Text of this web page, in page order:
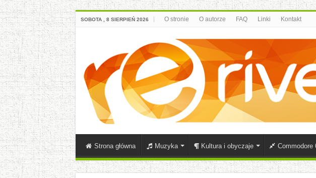
SOBOTA , 8 SIERPIEŃ 2026 O stronie O autorze FAQ Linki Kontakt
Strona główna Muzyka Kultura i obyczaje Commodore